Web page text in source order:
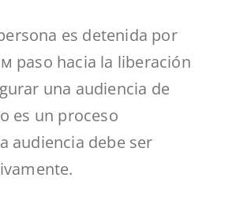
es detenida por
paso hacia la liberación
una audiencia de
es un proceso
audiencia debe ser